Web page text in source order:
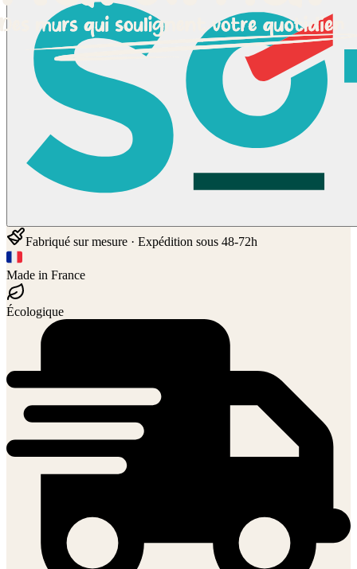
Fabriqué sur mesure · Expédition sous 48-72h
Made in France
Écologique